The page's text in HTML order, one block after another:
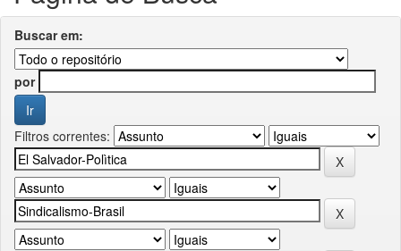
Buscar em:
por
Filtros correntes: